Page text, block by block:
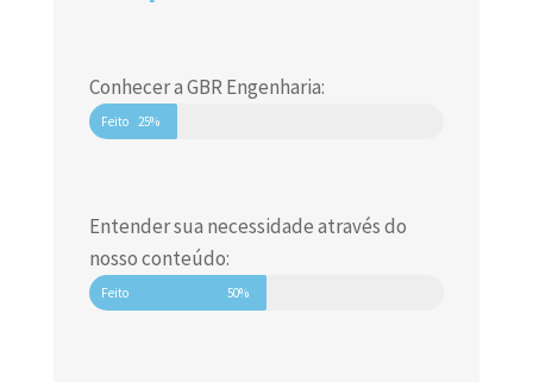
Conhecer a GBR Engenharia:
Feito 25%
Entender sua necessidade através do
nosso conteúdo:
Feito 50%